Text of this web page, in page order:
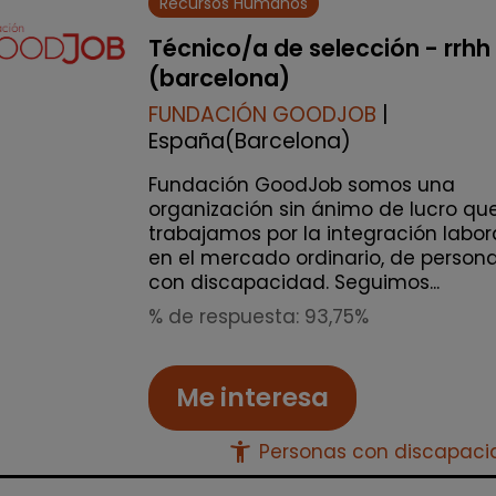
Técnico/a de selección - rrhh
(barcelona)
FUNDACIÓN GOODJOB |
España(Barcelona)
Fundación GoodJob somos una
organización sin ánimo de lucro
trabajamos por la integración
en el mercado ordinario, de
con discapacidad. Seguimos...
% de respuesta: 93,75%
Me interesa
accessibility_new Personas con